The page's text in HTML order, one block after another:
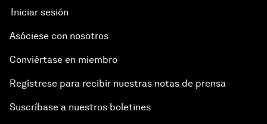
Iniciar sesión
Asóciese con nosotros
Conviértase en miembro
Regístrese para recibir nuestras notas de prensa
Suscríbase a nuestros boletines